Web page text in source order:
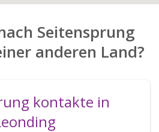
Seitensprung
anderen Land?
kontakte in